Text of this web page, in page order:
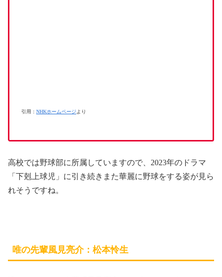
引用： NHKホームページより
高校では野球部に所属していますので、2023年のドラマ
「下剋上球児」に引き続きまた華麗に野球をする姿が見ら
れそうですね。
唯の先輩風見亮介：松本怜生